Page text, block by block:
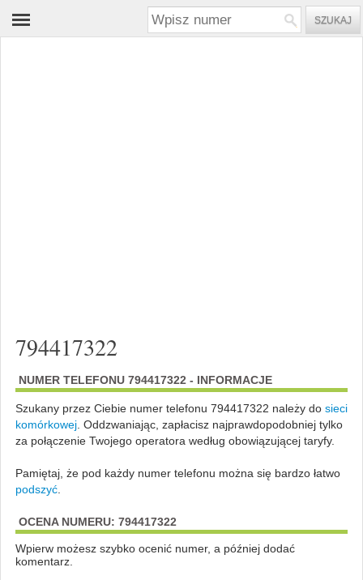
794417322
NUMER TELEFONU 794417322 - INFORMACJE
Szukany przez Ciebie numer telefonu 794417322 należy do sieci
komórkowej. Oddzwaniając, zapłacisz najprawdopodobniej tylko
za połączenie Twojego operatora według obowiązującej taryfy.
Pamiętaj, że pod każdy numer telefonu można się bardzo łatwo
podszyć.
OCENA NUMERU: 794417322
Wpierw możesz szybko ocenić numer, a później dodać
komentarz.